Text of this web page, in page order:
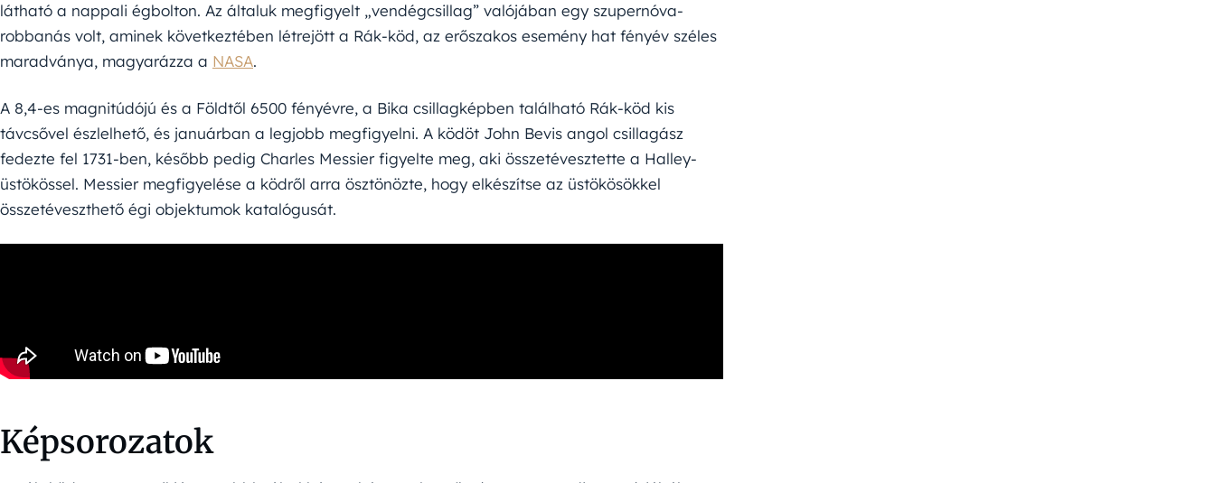
látható a nappali égbolton. Az általuk megfigyelt „vendégcsillag” valójában egy szupernóva-
robbanás volt, aminek következtében létrejött a Rák-köd, az erőszakos esemény hat fényév széles
maradványa, magyarázza a NASA.
A 8,4-es magnitúdójú és a Földtől 6500 fényévre, a Bika csillagképben található Rák-köd kis
távcsővel észlelhető, és januárban a legjobb megfigyelni. A ködöt John Bevis angol csillagász
fedezte fel 1731-ben, később pedig Charles Messier figyelte meg, aki összetévesztette a Halley-
üstökössel. Messier megfigyelése a ködről arra ösztönözte, hogy elkészítse az üstökösökkel
összetéveszthető égi objektumok katalógusát.
Képsorozatok